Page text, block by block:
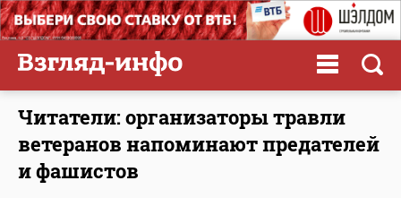
Читатели: организаторы травли
ветеранов напоминают предателей
и фашистов